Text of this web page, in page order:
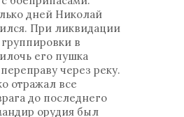
дней Николай
При ликвидации
в
его пушка
через реку.
отражал все
до последнего
орудия был